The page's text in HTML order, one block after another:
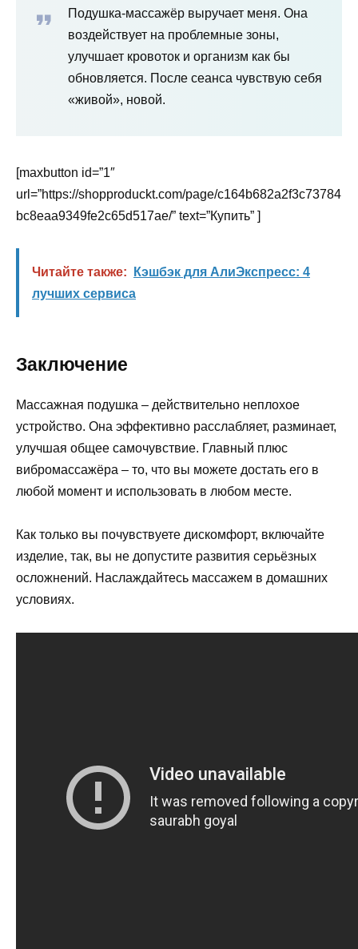
Подушка-массажёр выручает меня. Она
воздействует на проблемные зоны,
улучшает кровоток и организм как бы
обновляется. После сеанса чувствую себя
«живой», новой.
[maxbutton id=”1″
url=”https://shopproduckt.com/page/c164b682a2f3c73784
bc8eaa9349fe2c65d517ae/” text=”Купить” ]
Читайте также:
Кэшбэк для АлиЭкспресс: 4
лучших сервиса
Заключение
Массажная подушка – действительно неплохое
устройство. Она эффективно расслабляет, разминает,
улучшая общее самочувствие. Главный плюс
вибромассажёра – то, что вы можете достать его в
любой момент и использовать в любом месте.
Как только вы почувствуете дискомфорт, включайте
изделие, так, вы не допустите развития серьёзных
осложнений. Наслаждайтесь массажем в домашних
условиях.